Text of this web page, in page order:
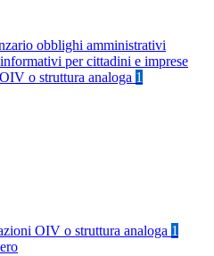
obblighi amministrativi
per cittadini e imprese
o struttura analoga 1
OIV o struttura analoga 1